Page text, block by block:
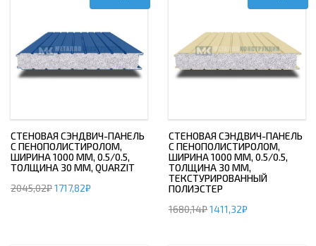
СТЕНОВАЯ СЭНДВИЧ-ПАНЕЛЬ
С ПЕНОПОЛИСТИРОЛОМ,
ШИРИНА 1000 ММ, 0.5/0.5,
ТОЛЩИНА 30 ММ, QUARZIT
2045,02₽1717,82₽
СТЕНОВАЯ СЭНДВИЧ-ПАНЕЛЬ
С ПЕНОПОЛИСТИРОЛОМ,
ШИРИНА 1000 ММ, 0.5/0.5,
ТОЛЩИНА 30 ММ,
ТЕКСТУРИРОВАННЫЙ
ПОЛИЭСТЕР
1680,14₽1411,32₽